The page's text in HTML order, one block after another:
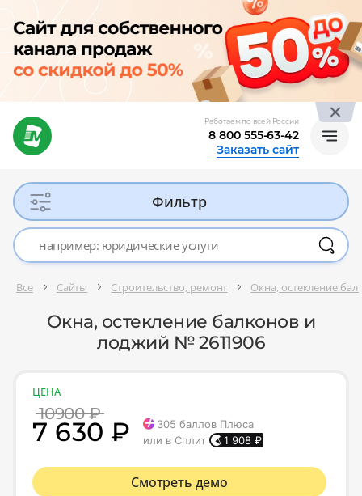
Работаем по всей России
8 800 555-63-42
Заказать сайт
Фильтр
Все Сайты Строительство, ремонт Окна, остекление
Окна, остекление балконов и
лоджий № 2611906
ЦЕНА
10900 ₽
7 630 ₽ 305 баллов Плюса
или в Сплит
1 908 ₽
Смотреть демо